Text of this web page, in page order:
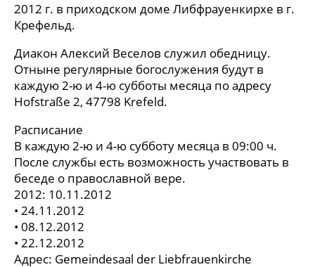
2012 г. в приходском доме Либфрауенкирхе в г.
Крефельд.
Диакон Алексий Веселов служил обедницу.
Отныне регулярные богослужения будут в
каждую 2-ю и 4-ю субботы месяца по адресу
Hofstraße 2, 47798 Krefeld.
Расписание
В каждую 2-ю и 4-ю субботу месяца в 09:00 ч.
После службы есть возможность участвовать в
беседе о православной вере.
2012: 10.11.2012
• 24.11.2012
• 08.12.2012
• 22.12.2012
Адрес: Gemeindesaal der Liebfrauenkirche